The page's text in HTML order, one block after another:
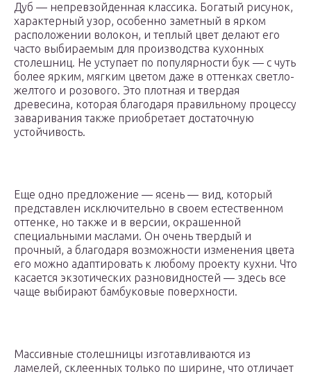
Дуб — непревзойденная классика. Богатый рисунок,
характерный узор, особенно заметный в ярком
расположении волокон, и теплый цвет делают его
часто выбираемым для производства кухонных
столешниц. Не уступает по популярности бук — с чуть
более ярким, мягким цветом даже в оттенках светло-
желтого и розового. Это плотная и твердая
древесина, которая благодаря правильному процессу
заваривания также приобретает достаточную
устойчивость.
Еще одно предложение — ясень — вид, который
представлен исключительно в своем естественном
оттенке, но также и в версии, окрашенной
специальными маслами. Он очень твердый и
прочный, а благодаря возможности изменения цвета
его можно адаптировать к любому проекту кухни. Что
касается экзотических разновидностей — здесь все
чаще выбирают бамбуковые поверхности.
Массивные столешницы изготавливаются из
ламелей, склеенных только по ширине, что отличает